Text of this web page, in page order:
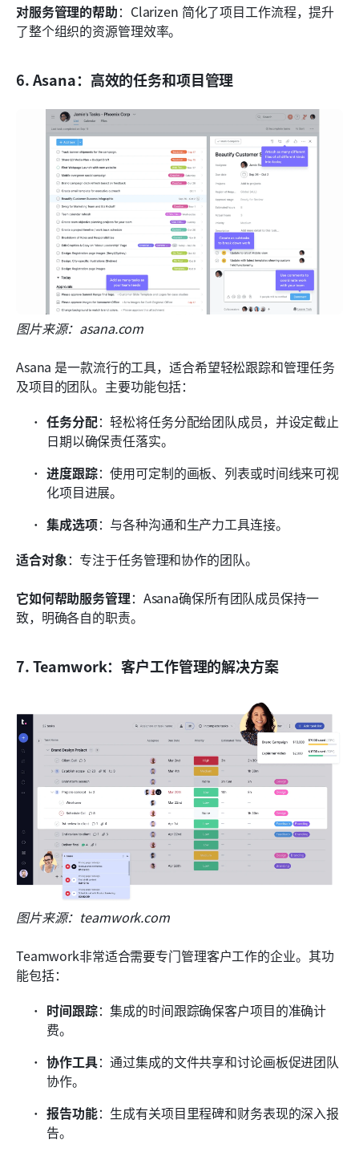
对服务管理的帮助：Clarizen 简化了项目工作流程，提升
了整个组织的资源管理效率。
6. Asana：高效的任务和项目管理
图片来源：asana.com
Asana 是一款流行的工具，适合希望轻松跟踪和管理任务
及项目的团队。主要功能包括：
任务分配：轻松将任务分配给团队成员，并设定截止
日期以确保责任落实。
进度跟踪：使用可定制的画板、列表或时间线来可视
化项目进展。
集成选项：与各种沟通和生产力工具连接。
适合对象：专注于任务管理和协作的团队。
它如何帮助服务管理：Asana确保所有团队成员保持一
致，明确各自的职责。
7. Teamwork：客户工作管理的解决方案
图片来源：teamwork.com
Teamwork非常适合需要专门管理客户工作的企业。其功
能包括：
时间跟踪：集成的时间跟踪确保客户项目的准确计
费。
协作工具：通过集成的文件共享和讨论画板促进团队
协作。
报告功能：生成有关项目里程碑和财务表现的深入报
告。